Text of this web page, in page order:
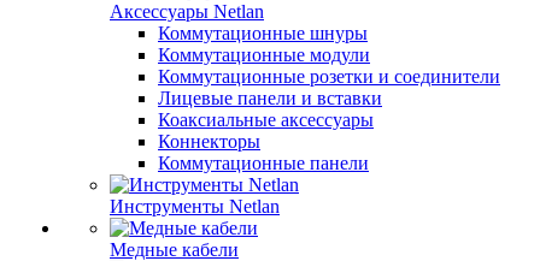
Аксессуары Netlan
Коммутационные шнуры
Коммутационные модули
Коммутационные розетки и соединители
Лицевые панели и вставки
Коаксиальные аксессуары
Коннекторы
Коммутационные панели
Инструменты Netlan
Медные кабели